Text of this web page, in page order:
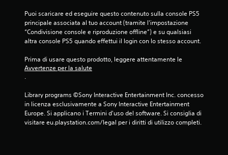
Puoi scaricare ed eseguire questo contenuto sulla console PS5
principale associata al tuo account (tramite l'impostazione
“Condivisione console e riproduzione offline”) e su qualsiasi
altra console PS5 quando effettui il login con lo stesso account.
Prima di usare questo prodotto, leggere attentamente le
Avvertenze per la salute
.
Library programs ©Sony Interactive Entertainment Inc. concesso
in licenza esclusivamente a Sony Interactive Entertainment
Europe. Si applicano i Termini d'uso del software. Si consiglia di
visitare eu.playstation.com/legal per i diritti di utilizzo completi.